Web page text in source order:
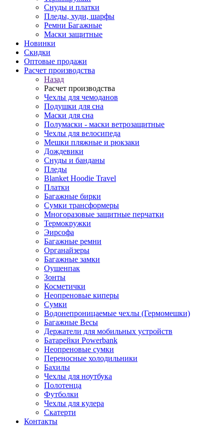
Снуды и платки
Пледы, худи, шарфы
Ремни Багажные
Маски защитные
Новинки
Скидки
Оптовые продажи
Расчет производства
Назад
Расчет производства
Чехлы для чемоданов
Подушки для сна
Маски для сна
Полумаски - маски ветрозащитные
Чехлы для велосипеда
Мешки пляжные и рюкзаки
Дождевики
Снуды и банданы
Пледы
Blanket Hoodie Travel
Платки
Багажные бирки
Сумки трансформеры
Многоразовые защитные перчатки
Термокружки
Эирсофа
Багажные ремни
Органайзеры
Багажные замки
Оушенпак
Зонты
Косметички
Неопреновые киперы
Сумки
Водонепроницаемые чехлы (Гермомешки)
Багажные Весы
Держатели для мобильных устройств
Батарейки Powerbank
Неопреновые сумки
Переносные холодильники
Бахилы
Чехлы для ноутбука
Полотенца
Футболки
Чехлы для кулера
Скатерти
Контакты